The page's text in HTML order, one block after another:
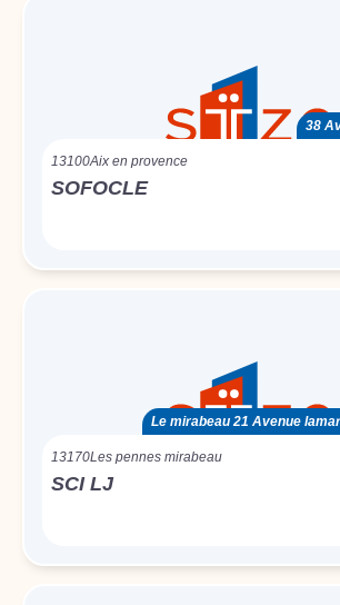
38
13100Aix en provence
SOFOCLE
Le mirabeau 21 Avenue
13170Les pennes mirabeau
SCI LJ